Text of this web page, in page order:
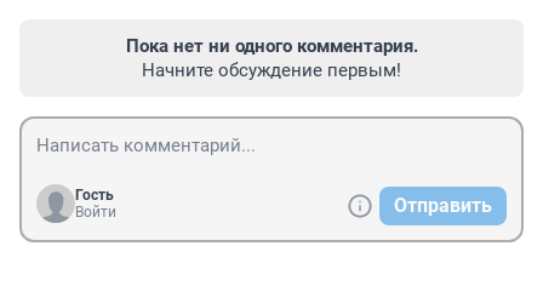
Пока нет ни одного комментария.
Начните обсуждение первым!
Гость
Войти
Отправить